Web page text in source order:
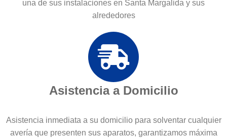
una de sus instalaciones en Santa Margalida y sus
alrededores
Asistencia a Domicilio
Asistencia inmediata a su domicilio para solventar cualquier
avería que presenten sus aparatos, garantizamos máxima